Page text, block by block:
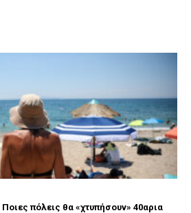
πόλεις θα «χτυπήσουν» 40αρια